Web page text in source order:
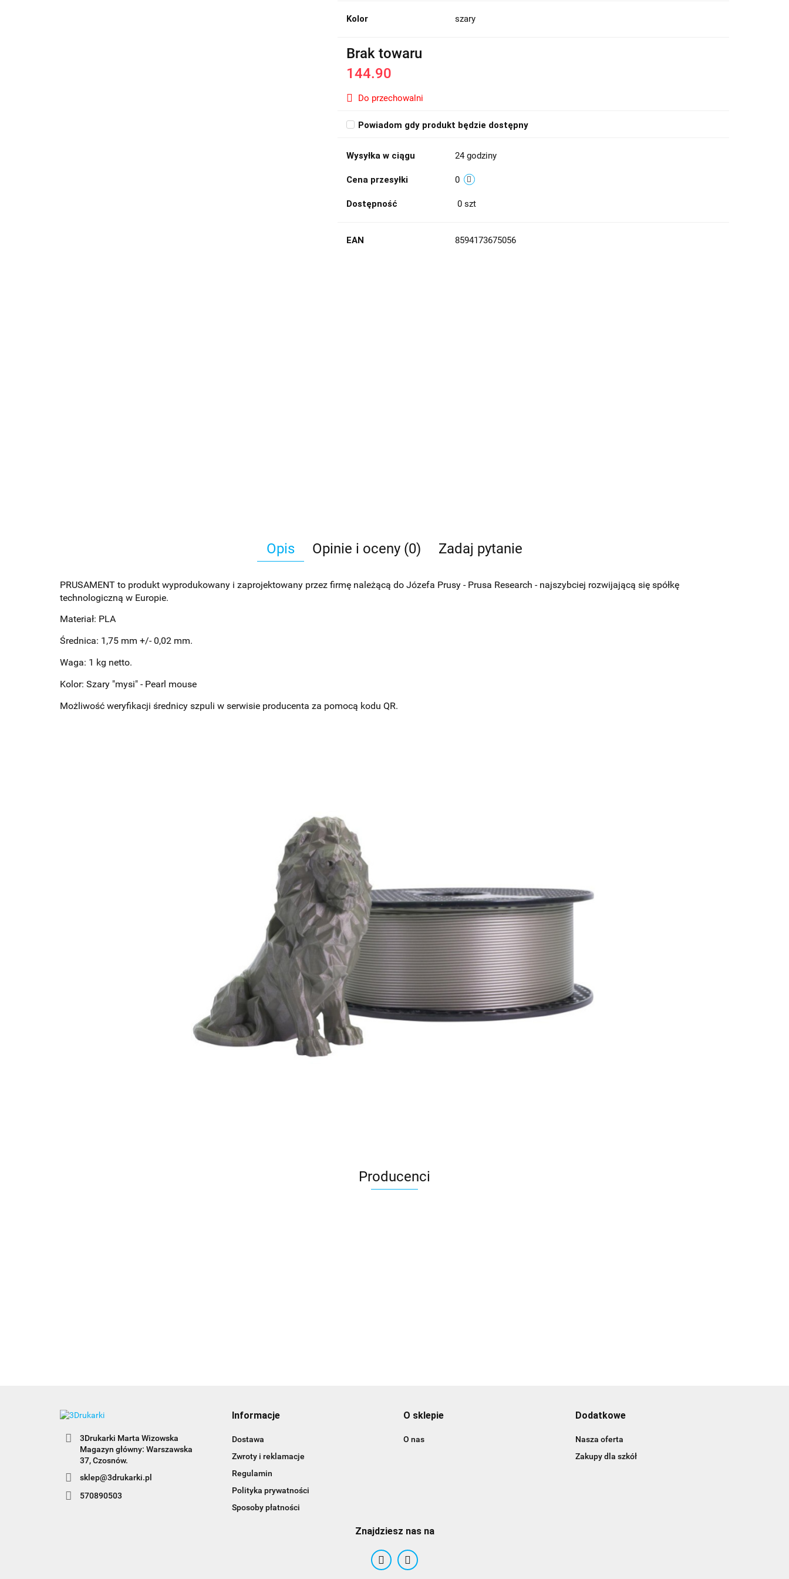
Kolor szary
Brak towaru
144.90
Do przechowalni
Powiadom gdy produkt będzie dostępny
Wysyłka w ciągu 24 godziny
Cena przesyłki 0
Dostępność 0 szt
EAN 8594173675056
Opis Opinie i oceny (0) Zadaj pytanie
PRUSAMENT to produkt wyprodukowany i zaprojektowany przez firmę należącą do Józefa Prusy - Prusa Research - najszybciej rozwijającą się spółkę
technologiczną w Europie.
Materiał: PLA
Średnica: 1,75 mm +/- 0,02 mm.
Waga: 1 kg netto.
Kolor: Szary "mysi" - Pearl mouse
Możliwość weryfikacji średnicy szpuli w serwisie producenta za pomocą kodu QR.
Producenci
3Drukarki Marta Wizowska
Magazyn główny: Warszawska
sklep@3drukarki.pl
570890503
Informacje
Dostawa
Zwroty i reklamacje
Regulamin
Polityka prywatności
Sposoby płatności
O sklepie
O nas
Dodatkowe
Nasza oferta
Zakupy dla szkół
Znajdziesz nas na